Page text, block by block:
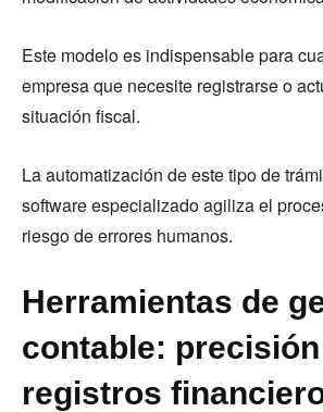
Este modelo es indispensable para
empresa que necesite registrarse o
situación fiscal.
La automatización de este tipo de
software especializado agiliza el
riesgo de errores humanos.
Herramientas de
contable:
registros